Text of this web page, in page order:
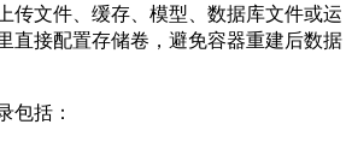
传文件、缓存、模型、数据库文件或运
直接配置存储卷，避免容器重建后数据
包括：